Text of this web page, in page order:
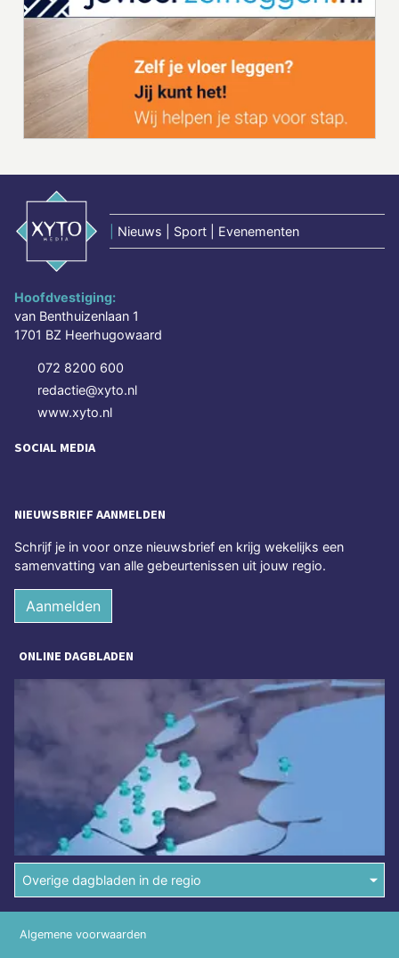
Nieuws | Sport | Evenementen
Hoofdvestiging:
van Benthuizenlaan 1
1701 BZ Heerhugowaard
072 8200 600
redactie@xyto.nl
www.xyto.nl
SOCIAL MEDIA
NIEUWSBRIEF AANMELDEN
Schrijf je in voor onze nieuwsbrief en krijg wekelijks een
samenvatting van alle gebeurtenissen uit jouw regio.
Aanmelden
ONLINE DAGBLADEN
Overige dagbladen in de regio
Algemene voorwaarden